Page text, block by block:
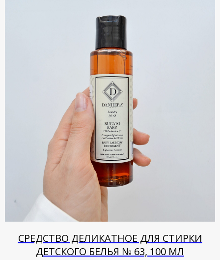
СРЕДСТВО ДЕЛИКАТНОЕ ДЛЯ СТИРКИ
ДЕТСКОГО БЕЛЬЯ № 63, 100 МЛ